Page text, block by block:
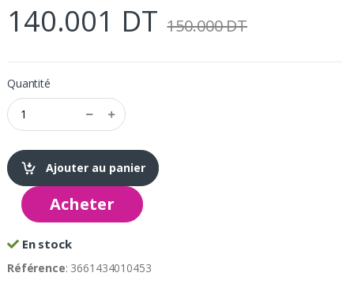
140.001 DT 150.000 DT
Quantité
Ajouter au panier
Acheter
En stock
Référence: 3661434010453